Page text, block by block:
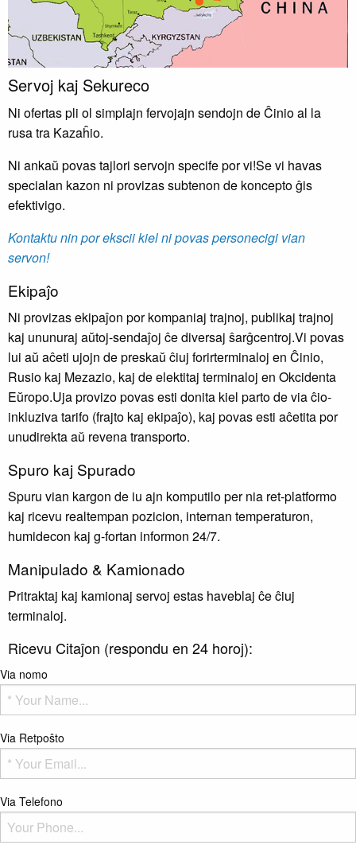
Servoj kaj Sekureco
Ni ofertas pli ol simplajn fervojajn sendojn de Ĉinio al la
rusa tra Kazaĥio.
Ni ankaŭ povas tajlori servojn specife por vi!Se vi havas
specialan kazon ni provizas subtenon de koncepto ĝis
efektivigo.
Kontaktu nin por ekscii kiel ni povas personecigi vian
servon!
Ekipaĵo
Ni provizas ekipaĵon por kompaniaj trajnoj, publikaj trajnoj
kaj ununuraj aŭtoj-sendaĵoj ĉe diversaj ŝarĝcentroj.Vi povas
lui aŭ aĉeti ujojn de preskaŭ ĉiuj forirterminaloj en Ĉinio,
Rusio kaj Mezazio, kaj de elektitaj terminaloj en Okcidenta
Eŭropo.Uja provizo povas esti donita kiel parto de via ĉio-
inkluziva tarifo (frajto kaj ekipaĵo), kaj povas esti aĉetita por
unudirekta aŭ revena transporto.
Spuro kaj Spurado
Spuru vian kargon de iu ajn komputilo per nia ret-platformo
kaj ricevu realtempan pozicion, internan temperaturon,
humidecon kaj g-fortan informon 24/7.
Manipulado & Kamionado
Pritraktaj kaj kamionaj servoj estas haveblaj ĉe ĉiuj
terminaloj.
Ricevu Citaĵon (respondu en 24 horoj):
Via nomo
Via Retpoŝto
Via Telefono